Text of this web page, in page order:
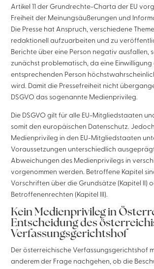
Artikel 11 der Grundrechte-Charta der EU
Freiheit der Meinungsäußerungen und
Die Presse hat Anspruch, verschiedene
redaktionell aufzuarbeiten und zu
Berichte über eine Person negativ ausfallen,
zunächst problematisch, da eine Einwilligung
entsprechenden Person
wird. Damit die Pressefreiheit nicht
DSGVO das sogenannte Medienprivileg.
Die DSGVO gilt für alle EU-Mitgliedstaaten
somit den europäischen Datenschutz.
Medienprivileg in den EU-Mitgliedstaaten
Voraussetzungen unterschiedlich
Abweichungen des Medienprivilegs in
vorgenommen werden. Betroffene Kapitel
Vorschriften über die Grundsätze (Kapitel II)
Betroffenenrechten (Kapitel III).
Kein Medienprivileg in
Entscheidung des
Verfassungsgerichtshof
Der österreichische Verfassungsgerichtshof
anderem der Frage nachgehen, ob die